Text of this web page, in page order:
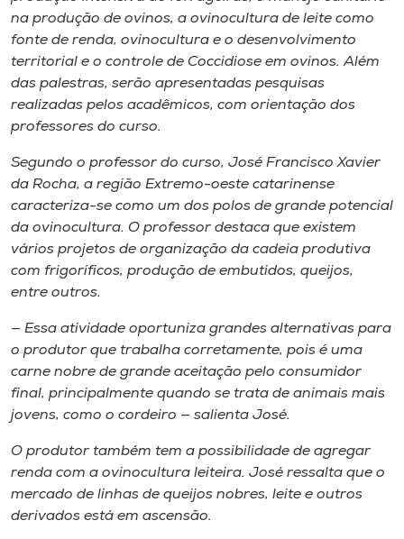
na produção de ovinos, a ovinocultura de leite como
fonte de renda, ovinocultura e o desenvolvimento
territorial e o controle de Coccidiose em ovinos. Além
das palestras, serão apresentadas pesquisas
realizadas pelos acadêmicos, com orientação dos
professores do curso.
Segundo o professor do curso, José Francisco Xavier
da Rocha, a região Extremo-oeste catarinense
caracteriza-se como um dos polos de grande potencial
da ovinocultura. O professor destaca que existem
vários projetos de organização da cadeia produtiva
com frigoríficos, produção de embutidos, queijos,
entre outros.
— Essa atividade oportuniza grandes alternativas para
o produtor que trabalha corretamente, pois é uma
carne nobre de grande aceitação pelo consumidor
final, principalmente quando se trata de animais mais
jovens, como o cordeiro — salienta José.
O produtor também tem a possibilidade de agregar
renda com a ovinocultura leiteira. José ressalta que o
mercado de linhas de queijos nobres, leite e outros
derivados está em ascensão.